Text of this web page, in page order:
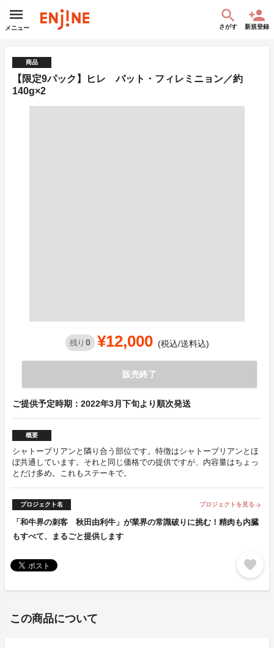
メニュー さがす 新規登録
商品
【限定9パック】ヒレ バット・フィレミニョン／約
140g×2
残り 0 ¥12,000 (税込/送料込)
販売終了
ご提供予定時期：2022年3月下旬より順次発送
概要
シャトーブリアンと隣り合う部位です。特徴はシャトーブリアンとほ
ぼ共通しています。それと同じ価格での提供ですが、内容量はちょっ
とだけ多め。これもステーキで。
プロジェクト名 プロジェクトを見る arrow_forward
「和牛界の刺客 秋田由利牛」が業界の常識破りに挑む！精肉も内臓
もすべて、まるごと提供します
favorite
この商品について